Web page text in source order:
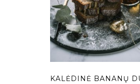
KALĖDINĖ BANANŲ